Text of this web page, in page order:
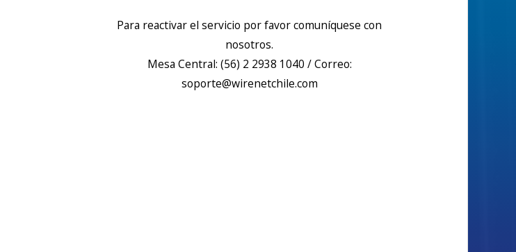
Para reactivar el servicio por favor comuníquese con
nosotros.
Mesa Central: (56) 2 2938 1040 / Correo:
soporte@wirenetchile.com